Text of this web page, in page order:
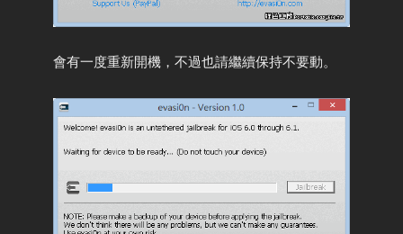
會有一度重新開機，不過也請繼續保持不要動。